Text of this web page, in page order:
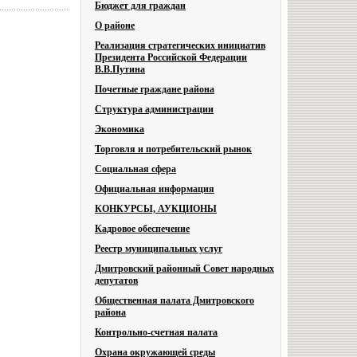
Бюджет для граждан
О районе
Реализация стратегических инициатив
Президента Российской Федерации
В.В.Путина
Почетные граждане района
Структура администрации
Экономика
Торговля и потребительский рынок
Социальная сфера
Официальная информация
КОНКУРСЫ, АУКЦИОНЫ
Кадровое обеспечение
Реестр муниципальных услуг
Дмитровский районный Совет народных
депутатов
Общественная палата Дмитровского
района
Контрольно-счетная палата
Охрана окружающей среды